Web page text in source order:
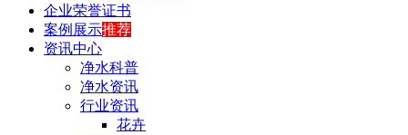
企业荣誉证书
案例展示推荐
资讯中心
净水科普
净水资讯
行业资讯
花卉